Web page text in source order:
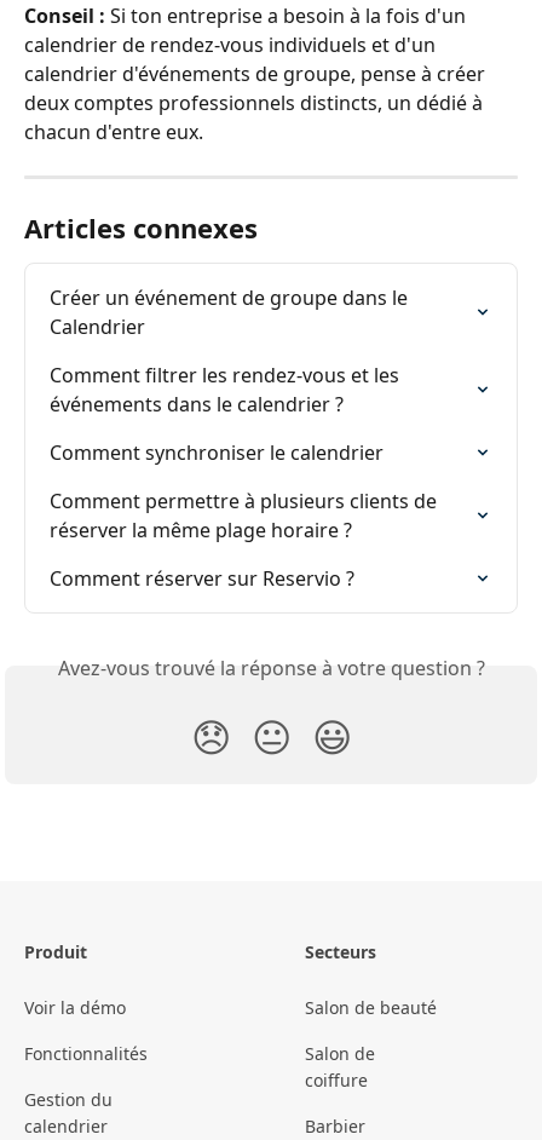
Conseil : Si ton entreprise a besoin à la fois d'un
calendrier de rendez-vous individuels et d'un
calendrier d'événements de groupe, pense à créer
deux comptes professionnels distincts, un dédié à
chacun d'entre eux.
Articles connexes
Créer un événement de groupe dans le
Calendrier
Comment filtrer les rendez-vous et les
événements dans le calendrier ?
Comment synchroniser le calendrier
Comment permettre à plusieurs clients de
réserver la même plage horaire ?
Comment réserver sur Reservio ?
Avez-vous trouvé la réponse à votre question ?
😞 😐 😃
Produit
Voir la démo
Fonctionnalités
Gestion du
calendrier
Secteurs
Salon de beauté
Salon de
coiffure
Barbier